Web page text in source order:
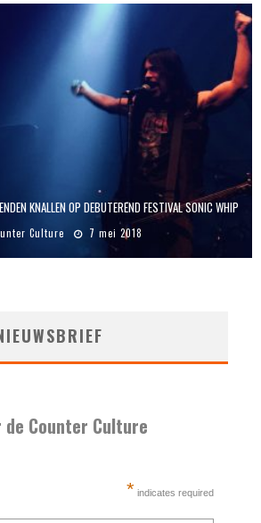
KNALLEN OP DEBUTEREND FESTIVAL SONIC WHIP
Culture 7 mei 2018
de Counter Culture
* indicates required